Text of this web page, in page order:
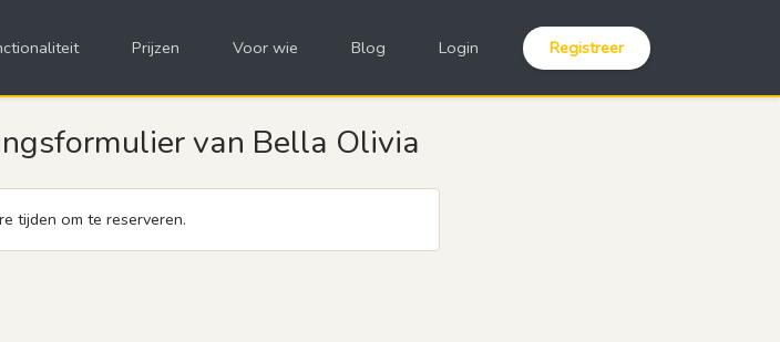
Prijzen Voor wie Blog Login Registreer
van Bella Olivia
tijden om te reserveren.